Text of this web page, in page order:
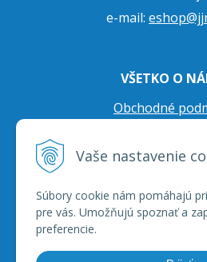
Vaše nastavenie
Súbory cookie nám pomáhajú
pre vás. Umožňujú spoznať a
preferencie.
e-mail:
VŠETKO O
Obchodné
Prepravné